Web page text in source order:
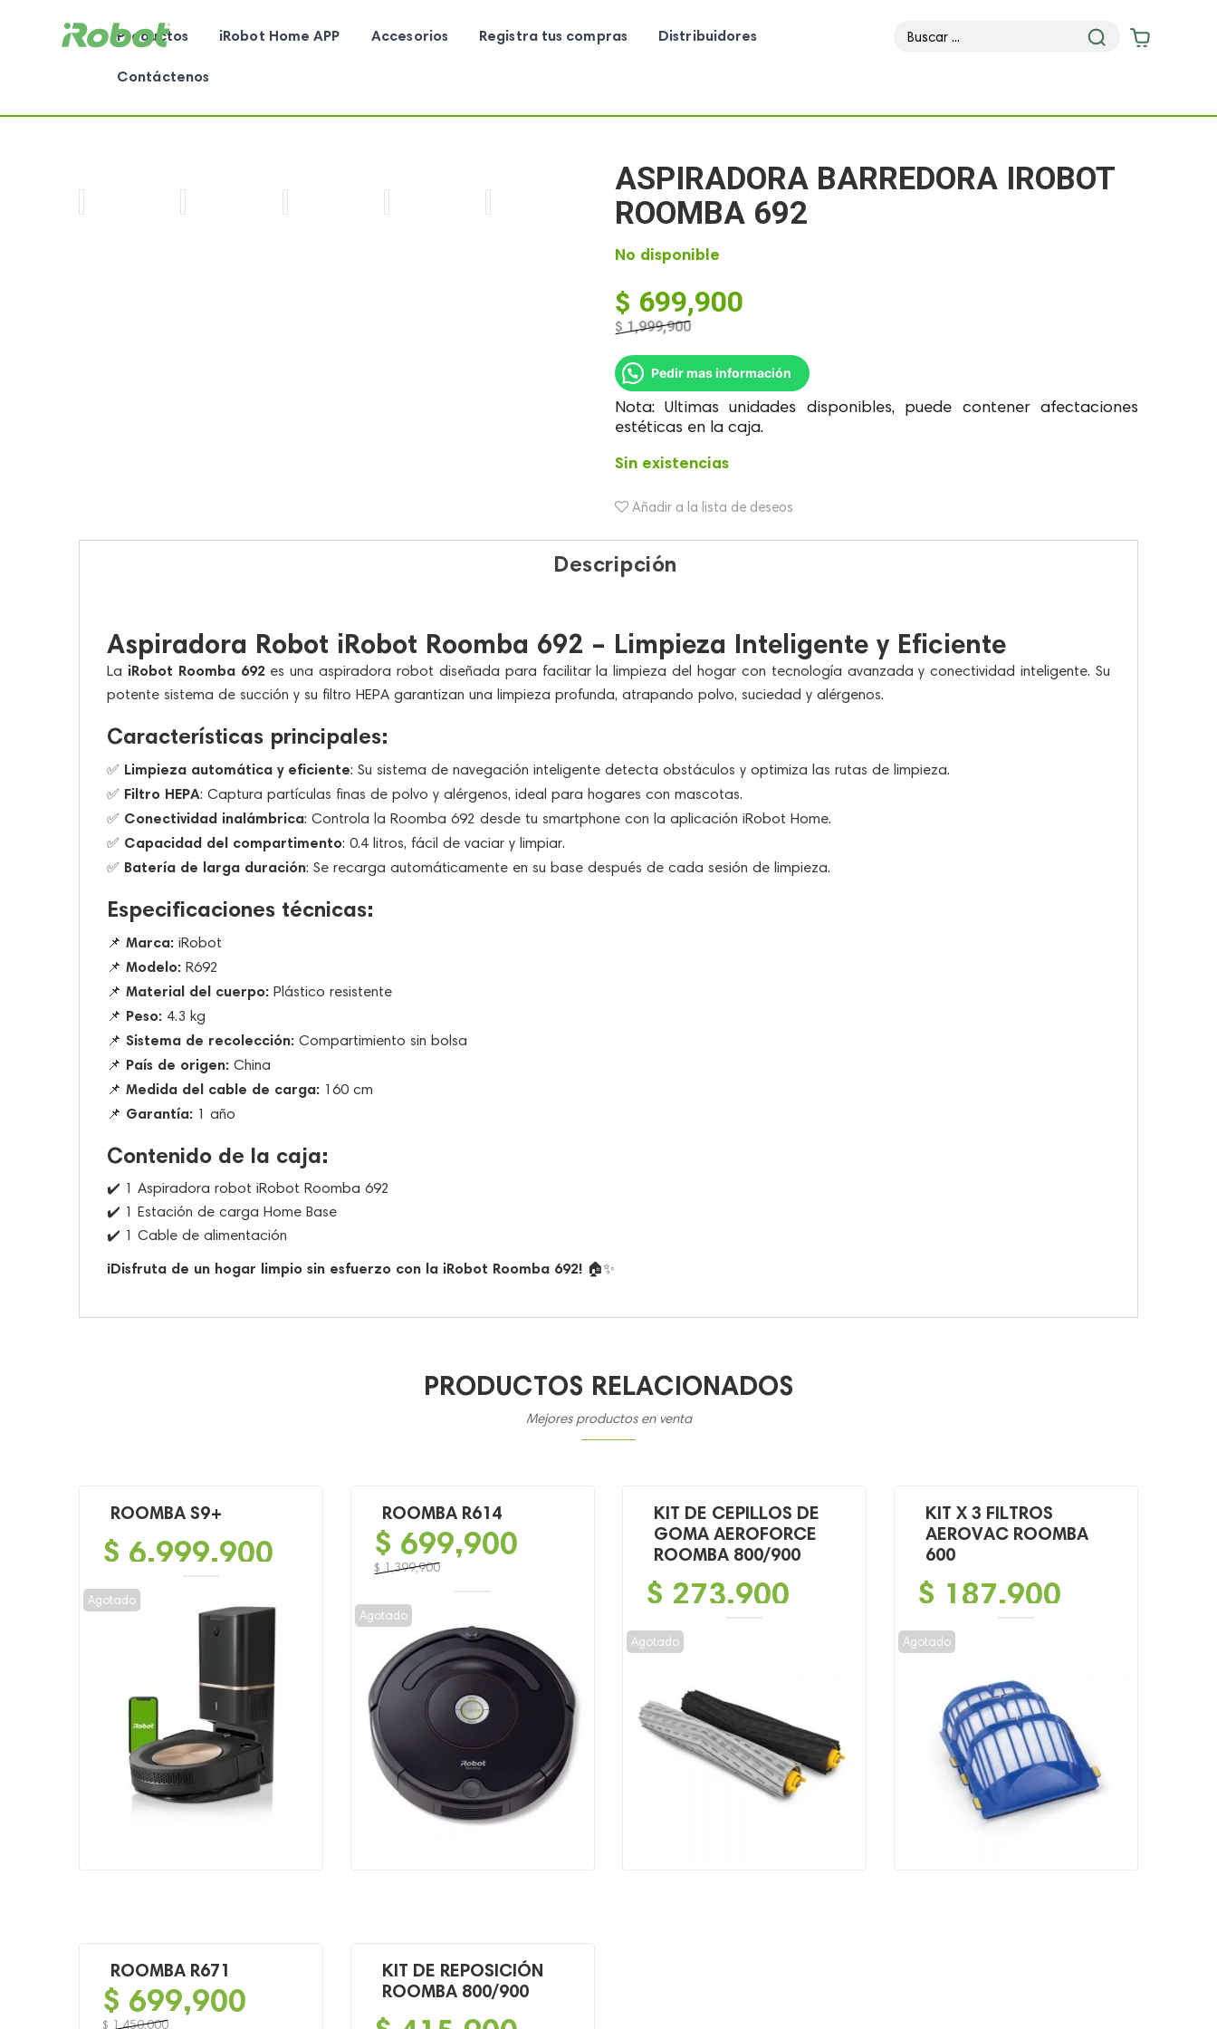
Productos iRobot Home APP Accesorios Registra tus compras Distribuidores
Contáctenos
ASPIRADORA BARREDORA IROBOT
ROOMBA 692
No disponible
$ 1,999,900
precio
original
era:
$ 1,999,900.
$ 699,900
precio
actual
es:
$ 699,900.
Pedir mas información
Nota: Ultimas unidades disponibles, puede contener afectaciones
estéticas en la caja.
Sin existencias
Añadir a la lista de deseos
Descripción
Aspiradora Robot iRobot Roomba 692 – Limpieza Inteligente y Eficiente
La iRobot Roomba 692es una aspiradora robot diseñada para facilitar la limpieza del hogar con tecnología avanzada y conectividad inteligente. Su
potente sistema de succión y su filtro HEPA garantizan una limpieza profunda, atrapando polvo, suciedad y alérgenos.
Características principales:
✅ Limpieza automática y eficiente: Su sistema de navegación inteligente detecta obstáculos y optimiza las rutas de limpieza.
✅ Filtro HEPA: Captura partículas finas de polvo y alérgenos, ideal para hogares con mascotas.
✅ Conectividad inalámbrica: Controla la Roomba 692 desde tu smartphone con la aplicación iRobot Home.
✅ Capacidad del compartimento: 0.4 litros, fácil de vaciar y limpiar.
✅ Batería de larga duración: Se recarga automáticamente en su base después de cada sesión de limpieza.
Especificaciones técnicas:
📌 Marca: iRobot
📌 Modelo: R692
📌 Material del cuerpo: Plástico resistente
📌 Peso: 4.3 kg
📌 Sistema de recolección: Compartimiento sin bolsa
📌 País de origen: China
📌 Medida del cable de carga: 160 cm
📌 Garantía: 1 año
Contenido de la caja:
✔️ 1 Aspiradora robot iRobot Roomba 692
✔️ 1 Estación de carga Home Base
✔️ 1 Cable de alimentación
¡Disfruta de un hogar limpio sin esfuerzo con la iRobot Roomba 692! 🏠✨
PRODUCTOS RELACIONADOS
Mejores productos en venta
ROOMBA S9+
$ 6,999,900
Agotado
ROOMBA R614
$ 1,399,900
precio
original
$ 1,399,900.
$ 699,900
precio
actual
$ 699,900.
Agotado
KIT DE CEPILLOS DE
GOMA AEROFORCE
ROOMBA 800/900
$ 273,900
Agotado
KIT X 3 FILTROS
AEROVAC ROOMBA
600
$ 187,900
Agotado
ROOMBA R671
$ 1,450,000
$ 699,900
KIT DE REPOSICIÓN
ROOMBA 800/900